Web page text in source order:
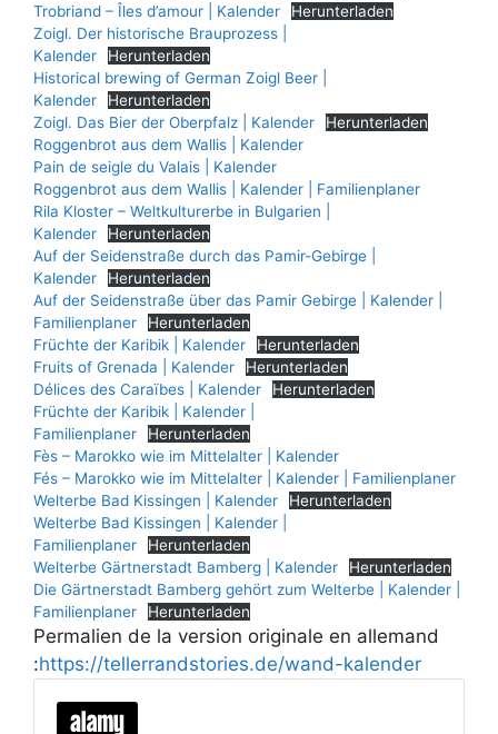
Trobriand – Îles d’amour | Kalender
Herunterladen
Zoigl. Der historische Brauprozess |
Kalender
Herunterladen
Historical brewing of German Zoigl Beer |
Kalender
Herunterladen
Zoigl. Das Bier der Oberpfalz | Kalender
Herunterladen
Roggenbrot aus dem Wallis | Kalender
Pain de seigle du Valais | Kalender
Roggenbrot aus dem Wallis | Kalender | Familienplaner
Rila Kloster – Weltkulturerbe in Bulgarien |
Kalender
Herunterladen
Auf der Seidenstraße durch das Pamir-Gebirge |
Kalender
Herunterladen
Auf der Seidenstraße über das Pamir Gebirge | Kalender |
Familienplaner
Herunterladen
Früchte der Karibik | Kalender
Herunterladen
Fruits of Grenada | Kalender
Herunterladen
Délices des Caraïbes | Kalender
Herunterladen
Früchte der Karibik | Kalender |
Familienplaner
Herunterladen
Fès – Marokko wie im Mittelalter | Kalender
Fés – Marokko wie im Mittelalter | Kalender | Familienplaner
Welterbe Bad Kissingen | Kalender
Herunterladen
Welterbe Bad Kissingen | Kalender |
Familienplaner
Herunterladen
Welterbe Gärtnerstadt Bamberg | Kalender
Herunterladen
Die Gärtnerstadt Bamberg gehört zum Welterbe | Kalender |
Familienplaner
Herunterladen
Permalien de la version originale en allemand
:https://tellerrandstories.de/wand-kalender